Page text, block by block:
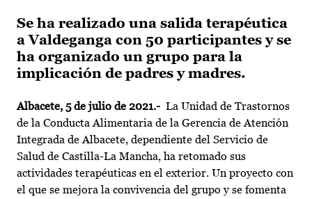
Se ha realizado una salida terapéutica
a Valdeganga con 50 participantes y se
ha organizado un grupo para la
implicación de padres y madres.
Albacete, 5 de julio de 2021.- La Unidad de Trastornos
de la Conducta Alimentaria de la Gerencia de Atención
Integrada de Albacete, dependiente del Servicio de
Salud de Castilla-La Mancha, ha retomado sus
actividades terapéuticas en el exterior. Un proyecto con
el que se mejora la convivencia del grupo y se fomenta